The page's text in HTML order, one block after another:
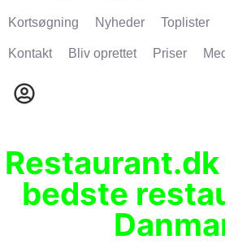
Kortsøgning Nyheder Toplister
Kontakt Bliv oprettet Priser
Restaurant.dk
bedste